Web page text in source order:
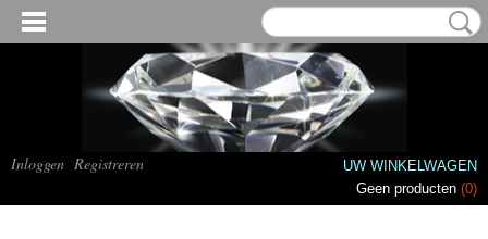
Inloggen Registreren
UW WINKELWAGEN
Geen producten (0)